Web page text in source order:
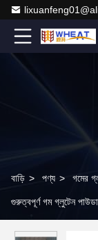
বাড়ি > পণ্য > গমের
গুরুত্বপূর্ণ গম গ্লুটেন